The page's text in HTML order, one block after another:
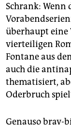
Schrank:
überhaupt eine
vierteiligen
Fontane aus
auch die
thematisiert,
Oderbruch
Genauso brav-